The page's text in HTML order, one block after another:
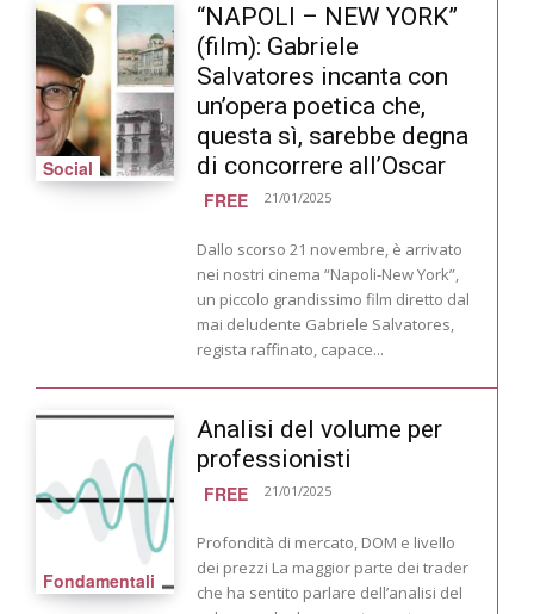
Social
“NAPOLI – NEW YORK”
(film): Gabriele
Salvatores incanta con
un’opera poetica che,
questa sì, sarebbe degna
di concorrere all’Oscar
FREE 21/01/2025
Dallo scorso 21 novembre, è arrivato
nei nostri cinema “Napoli-New York”,
un piccolo grandissimo film diretto dal
mai deludente Gabriele Salvatores,
regista raffinato, capace...
Fondamentali
Analisi del volume per
professionisti
FREE 21/01/2025
Profondità di mercato, DOM e livello
dei prezzi La maggior parte dei trader
che ha sentito parlare dell’analisi del